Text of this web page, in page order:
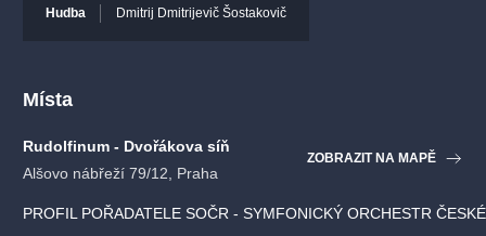
jedna z nejvýznamnějších symfonií 20. století, vznikla v roce
kompozice vrcholí dramatickým finále, v němž skladatel
připomíná svůj hudební podpis D-Es-C-H.
Účinkující
Symfonický orchestr Českého rozhlasu
Hudba Dmitrij Dmitrijevič Šostakovič
Místa
Rudolfinum - Dvořákova síň
Alšovo nábřeží 79/12, Praha
ZOBRAZIT NA MAPĚ
PROFIL POŘADATELE SOČR - SYMFONICKÝ ORCHESTR